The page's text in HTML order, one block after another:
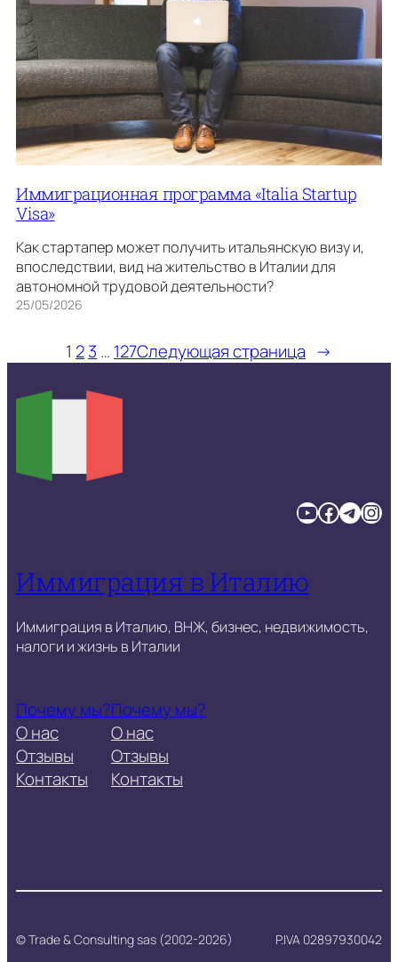
Иммиграционная программа «Italia Startup
Visa»
Как стартапер может получить итальянскую визу и,
впоследствии, вид на жительство в Италии для
автономной трудовой деятельности?
25/05/2026
1 23 … 127Следующая страница →
YouTube Facebook TelegramInstagram
Иммиграция в Италию
Иммиграция в Италию, ВНЖ, бизнес, недвижимость,
налоги и жизнь в Италии
Почему мы?
О нас
Отзывы
Контакты
Почему мы?
О нас
Отзывы
Контакты
© Trade & Consulting sas (2002-2026) P.IVA 02897930042